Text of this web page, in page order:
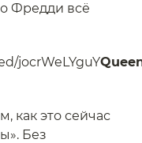
Фредди всё
jocrWeLYguY
как это сейчас
Без